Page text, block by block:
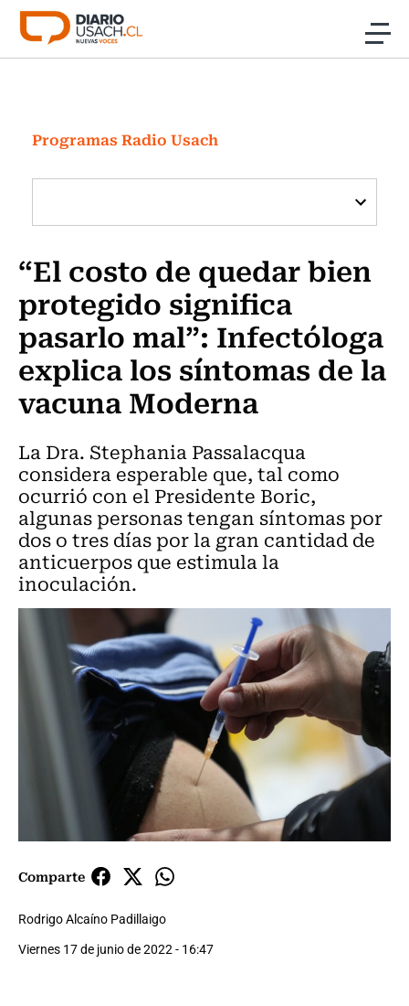
Click acá para ir directamente al contenido
Investigación
Cultura
Programas Radio y TV Usach
Programas Radio Usach
“El costo de quedar bien
protegido significa
pasarlo mal”: Infectóloga
explica los síntomas de la
vacuna Moderna
La Dra. Stephania Passalacqua
considera esperable que, tal como
ocurrió con el Presidente Boric,
algunas personas tengan síntomas por
dos o tres días por la gran cantidad de
anticuerpos que estimula la
inoculación.
Comparte
Rodrigo Alcaíno Padillaigo
Viernes 17 de junio de 2022 - 16:47